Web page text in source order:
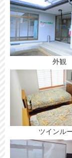
外観
ツインル